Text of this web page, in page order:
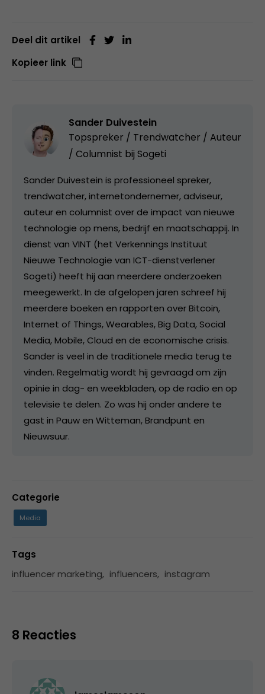
Deel dit artikel
Kopieer link
Sander Duivestein
Topspreker / Trendwatcher / Auteur
/ Columnist bij Sogeti
Sander Duivestein is professioneel spreker,
trendwatcher, internetondernemer, adviseur,
auteur en columnist over de impact van nieuwe
technologie op mens, bedrijf en maatschappij. In
dienst van VINT (het Verkennings Instituut
Nieuwe Technologie van ICT-dienstverlener
Sogeti) heeft hij aan meerdere onderzoeken
meegewerkt. In de afgelopen jaren schreef hij
meerdere boeken en rapporten over Bitcoin,
Internet of Things, Wearables, Big Data, Social
Media, Mobile, Cloud en de economische crisis.
Sander is veel in de traditionele media terug te
vinden. Regelmatig wordt hij gevraagd om zijn
opinie in dag- en weekbladen, op de radio en op
televisie te delen. Zo was hij onder andere te
gast in Pauw en Witteman, Brandpunt en
Nieuwsuur.
Categorie
Media
Tags
influencer marketing, influencers, instagram
8 Reacties